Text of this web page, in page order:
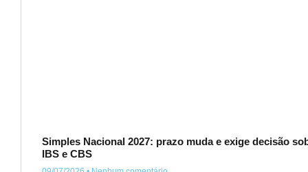
Simples Nacional 2027: prazo muda e exige decisão
IBS e CBS